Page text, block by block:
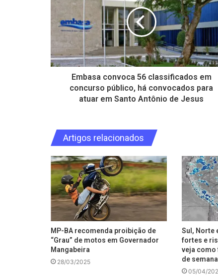
Embasa convoca 56 classificados em
concurso público, há convocados para
atuar em Santo Antônio de Jesus
Artigos relacionados
MP-BA recomenda proibição de
“Grau” de motos em Governador
Mangabeira
28/03/2025
Sul, Norte
fortes e
veja como
de semana
05/04/